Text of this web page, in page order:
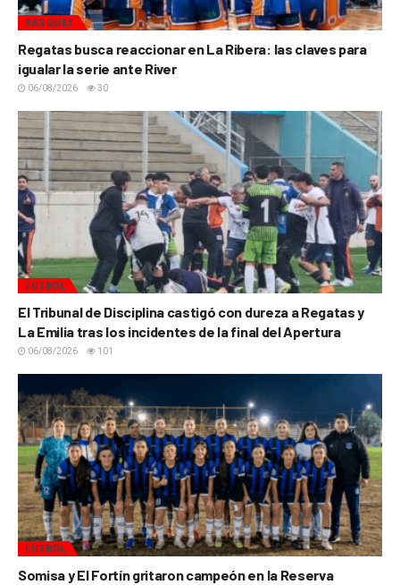
BÁSQUET
Regatas busca reaccionar en La Ribera: las claves para
igualar la serie ante River
06/08/2026 30
FÚTBOL
El Tribunal de Disciplina castigó con dureza a Regatas y
La Emilia tras los incidentes de la final del Apertura
06/08/2026 101
FÚTBOL
Somisa y El Fortín gritaron campeón en la Reserva